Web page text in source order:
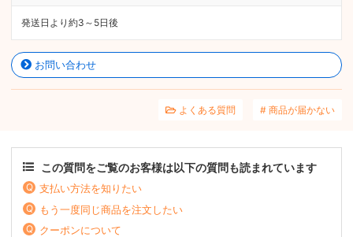
発送日より約3～5日後
お問い合わせ
よくある質問 商品が届かない
この質問をご覧のお客様は以下の質問も読まれています
支払い方法を知りたい
もう一度同じ商品を注文したい
クーポンについて